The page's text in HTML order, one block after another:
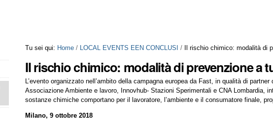
Tu sei qui: Home / LOCAL EVENTS EEN CONCLUSI / Il rischio chimico: modalità di
Il rischio chimico: modalità di prevenzione a
L’evento organizzato nell’ambito della campagna europea da Fast, in qualità di
Associazione Ambiente e lavoro, Innovhub- Stazioni Sperimentali e CNA Lombardia,
sostanze chimiche comportano per il lavoratore, l’ambiente e il consumatore finale,
Milano, 9 ottobre 2018